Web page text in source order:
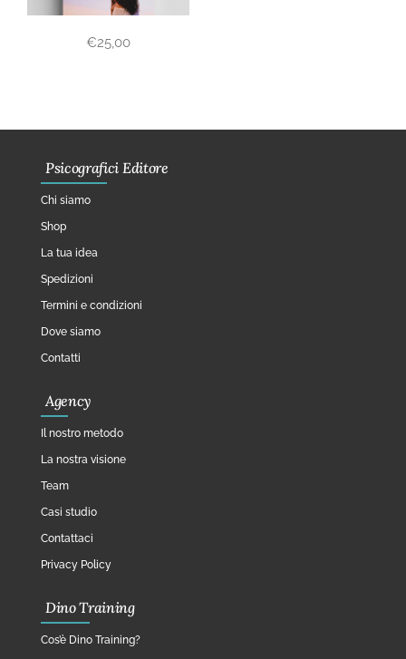
€25,00
Psicografici Editore
Chi siamo
Shop
La tua idea
Spedizioni
Termini e condizioni
Dove siamo
Contatti
Agency
Il nostro metodo
La nostra visione
Team
Casi studio
Contattaci
Privacy Policy
Dino Training
Cos’è Dino Training?